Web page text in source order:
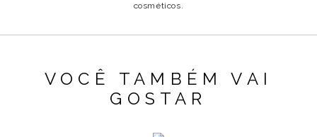
cosméticos.
VOCÊ TAMBÉM VAI
GOSTAR